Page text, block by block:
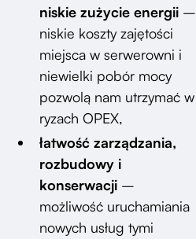
niskie zużycie energii –
niskie koszty zajętości
miejsca w serwerowni i
niewielki pobór mocy
pozwolą nam utrzymać w
ryzach OPEX,
łatwość zarządzania,
rozbudowy i
konserwacji –
możliwość uruchamiania
nowych usług tymi